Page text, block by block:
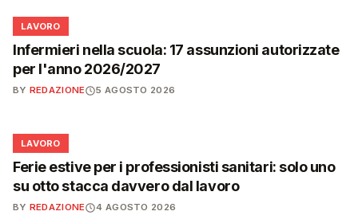
💼
LAVORO
Infermieri nella scuola: 17 assunzioni autorizzate
per l'anno 2026/2027
BY REDAZIONE 5 AGOSTO 2026
💼
LAVORO
Ferie estive per i professionisti sanitari: solo uno
su otto stacca davvero dal lavoro
BY REDAZIONE 4 AGOSTO 2026